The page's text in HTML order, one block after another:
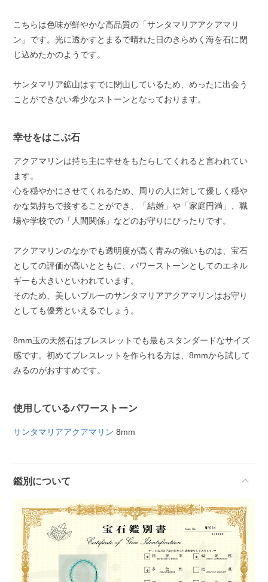
こちらは色味が鮮やかな高品質の「サンタマリアアクアマリ
ン」です。光に透かすとまるで晴れた日のきらめく海を石に閉
じ込めたかのようです。
サンタマリア鉱山はすでに閉山しているため、めったに出会う
ことができない希少なストーンとなっております。
幸せをはこぶ石
アクアマリンは持ち主に幸せをもたらしてくれると言われてい
ます。
心を穏やかにさせてくれるため、周りの人に対して優しく穏や
かな気持ちで接することができ、「結婚」や「家庭円満」、職
場や学校での「人間関係」などのお守りにぴったりです。
アクアマリンのなかでも透明度が高く青みの強いものは、宝石
としての評価が高いとともに、パワーストーンとしてのエネル
ギーも大きいといわれています。
そのため、美しいブルーのサンタマリアアクアマリンはお守り
としても優秀といえるでしょう。
8mm玉の天然石はブレスレットでも最もスタンダードなサイズ
感です。初めてブレスレットを作られる方は、8mmから試して
みるのがおすすめです。
使用しているパワーストーン
サンタマリアアクアマリン 8mm
鑑別について